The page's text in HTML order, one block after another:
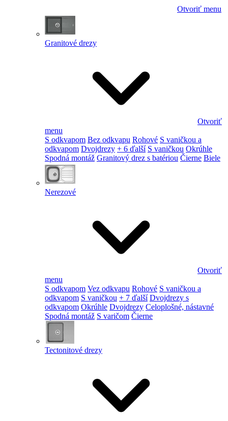
Otvoriť menu
Granitové drezy
Otvoriť
menu
S odkvapom Bez odkvapu Rohové S vaničkou a
odkvapom Dvojdrezy + 6 ďalší S vaničkou Okrúhle
Spodná montáž Granitový drez s batériou Čierne Biele
Nerezové
Otvoriť
menu
S odkvapom Vez odkvapu Rohové S vaničkou a
odkvapom S vaničkou + 7 ďalší Dvojdrezy s
odkvapom Okrúhle Dvojdrezy Celoplošné, nástavné
Spodná montáž S varičom Čierne
Tectonitové drezy